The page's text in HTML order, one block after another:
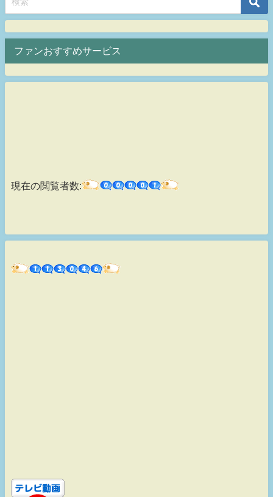
ファンおすすめサービス
現在の閲覧者数: